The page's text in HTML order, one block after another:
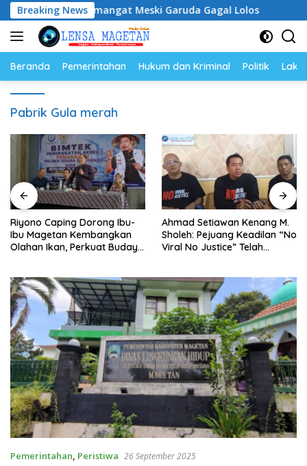
Langsung
ke
konten
Breaking News
Semangat Meski Garuda Gagal Lolos Riyono
Beranda Pemerintahan Hukum dan Kriminal Politik
Pabrik Gula merah
Riyono Caping Dorong Ibu-
Ibu Magetan Kembangkan
Olahan Ikan, Perkuat Budaya
Ahmad Setiawan Kenang M.
Sholeh: Pejuang Keadilan “No
Viral No Justice” Telah
Pemerintahan, Peristiwa 26 September 2025